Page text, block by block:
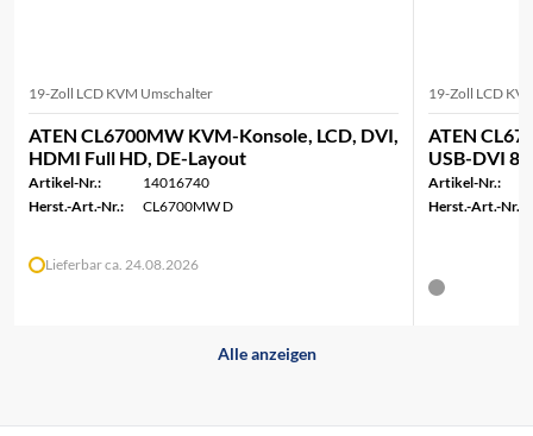
19-Zoll LCD KVM Umschalter
ATEN CL6700MW KVM-Konsole, LCD, DVI,
HDMI Full HD, DE-Layout
Artikel-Nr.:
14016740
Herst.-Art.-Nr.:
CL6700MW D
Lieferbar ca. 24.08.2026
19-Zoll LCD
ATEN
USB-DVI 8
Artikel-Nr.:
Herst.-Art.-Nr.:
Alle anzeigen